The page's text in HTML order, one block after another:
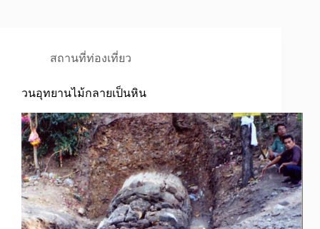
สถานที่ท่องเที่ยว
วนอุทยานไม้กลายเป็นหิน